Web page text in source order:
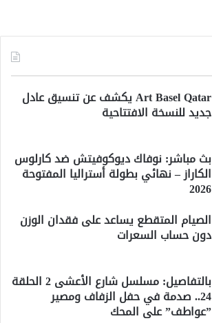
Art Basel Qatar يكشف عن تنسيق عادل
جديد للنسخة الافتتاحية
بث مباشر: نوفاك ديوكوفيتش ضد كارلوس
الكاراز – نهائي بطولة أستراليا المفتوحة
2026
الصيام المتقطع يساعد على فقدان الوزن
دون حساب السعرات
بالتفاصيل: مسلسل شارع الأعشى 2 الحلقة
24.. صدمة في حفل الزفاف ومصير
”عواطف” على المحك